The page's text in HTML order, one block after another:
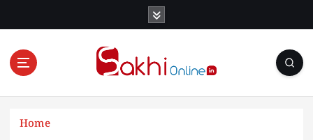
Online News Portal
Home